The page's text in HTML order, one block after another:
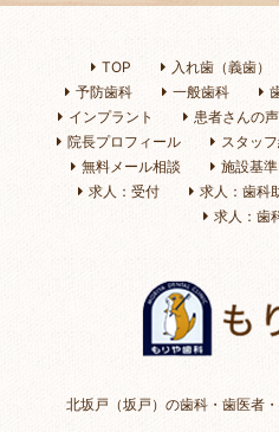
TOP 入れ歯（義歯）
予防歯科
一般歯科
インプラント
患者さんの声
院長プロフィール
スタッ
無料メール相談
施設基
求人：受付
求人：歯科
求人：歯
北坂戸（坂戸）の歯科・歯医者